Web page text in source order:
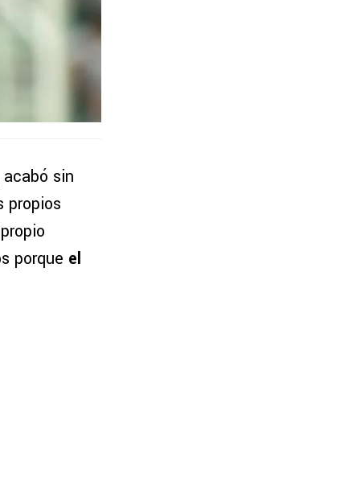
acabó sin
propios
porque el